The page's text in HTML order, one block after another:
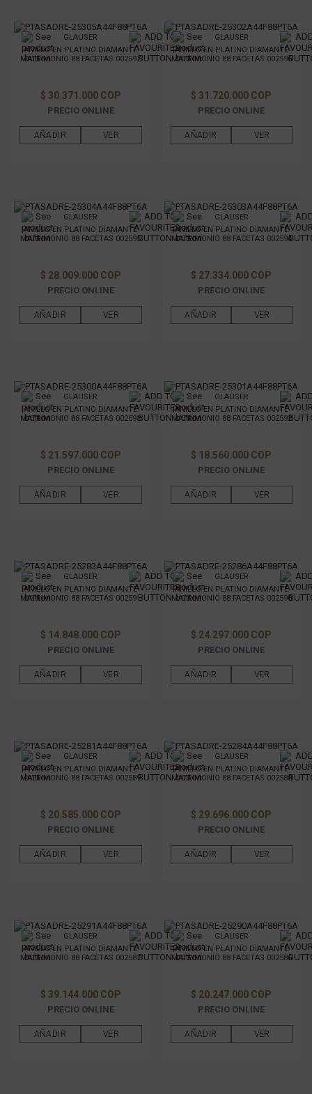
GLAUSER
ANILLO EN PLATINO DIAMANTE
MATRIMONIO 88 FACETAS 002597
$ 30.371.000 COP
PRECIO ONLINE
AÑADIR VER
GLAUSER
ANILLO EN PLATINO DIAMANTE
MATRIMONIO 88 FACETAS 002596
$ 31.720.000 COP
PRECIO ONLINE
AÑADIR VER
GLAUSER
ANILLO EN PLATINO DIAMANTE
MATRIMONIO 88 FACETAS 002595
$ 28.009.000 COP
PRECIO ONLINE
AÑADIR VER
GLAUSER
ANILLO EN PLATINO DIAMANTE
MATRIMONIO 88 FACETAS 002594
$ 27.334.000 COP
PRECIO ONLINE
AÑADIR VER
GLAUSER
ANILLO EN PLATINO DIAMANTE
MATRIMONIO 88 FACETAS 002593
$ 21.597.000 COP
PRECIO ONLINE
AÑADIR VER
GLAUSER
ANILLO EN PLATINO DIAMANTE
MATRIMONIO 88 FACETAS 002592
$ 18.560.000 COP
PRECIO ONLINE
AÑADIR VER
GLAUSER
ANILLO EN PLATINO DIAMANTE
MATRIMONIO 88 FACETAS 002591
$ 14.848.000 COP
PRECIO ONLINE
AÑADIR VER
GLAUSER
ANILLO EN PLATINO DIAMANTE
MATRIMONIO 88 FACETAS 002590
$ 24.297.000 COP
PRECIO ONLINE
AÑADIR VER
GLAUSER
ANILLO EN PLATINO DIAMANTE
MATRIMONIO 88 FACETAS 002589
$ 20.585.000 COP
PRECIO ONLINE
AÑADIR VER
GLAUSER
ANILLO EN PLATINO DIAMANTE
MATRIMONIO 88 FACETAS 002588
$ 29.696.000 COP
PRECIO ONLINE
AÑADIR VER
GLAUSER
ANILLO EN PLATINO DIAMANTE
MATRIMONIO 88 FACETAS 002587
$ 39.144.000 COP
PRECIO ONLINE
AÑADIR VER
GLAUSER
ANILLO EN PLATINO DIAMANTE
MATRIMONIO 88 FACETAS 002586
$ 20.247.000 COP
PRECIO ONLINE
AÑADIR VER